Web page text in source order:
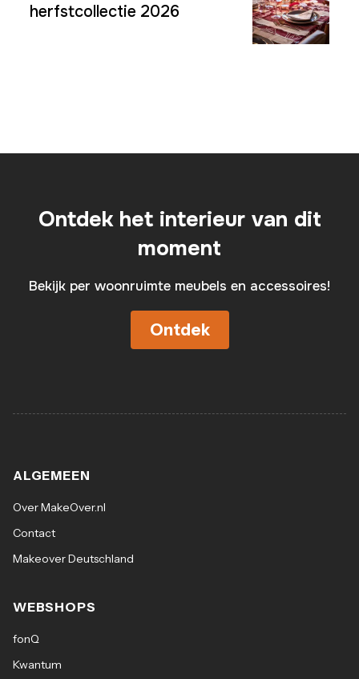
herfstcollectie 2026
Ontdek het interieur van dit
moment
Bekijk per woonruimte meubels en accessoires!
Ontdek
ALGEMEEN
Over MakeOver.nl
Contact
Makeover Deutschland
WEBSHOPS
fonQ
Kwantum